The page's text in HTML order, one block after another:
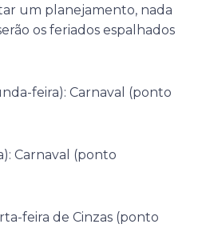
um planejamento, nada
os feriados espalhados
feira): Carnaval (ponto
Carnaval (ponto
feira de Cinzas (ponto